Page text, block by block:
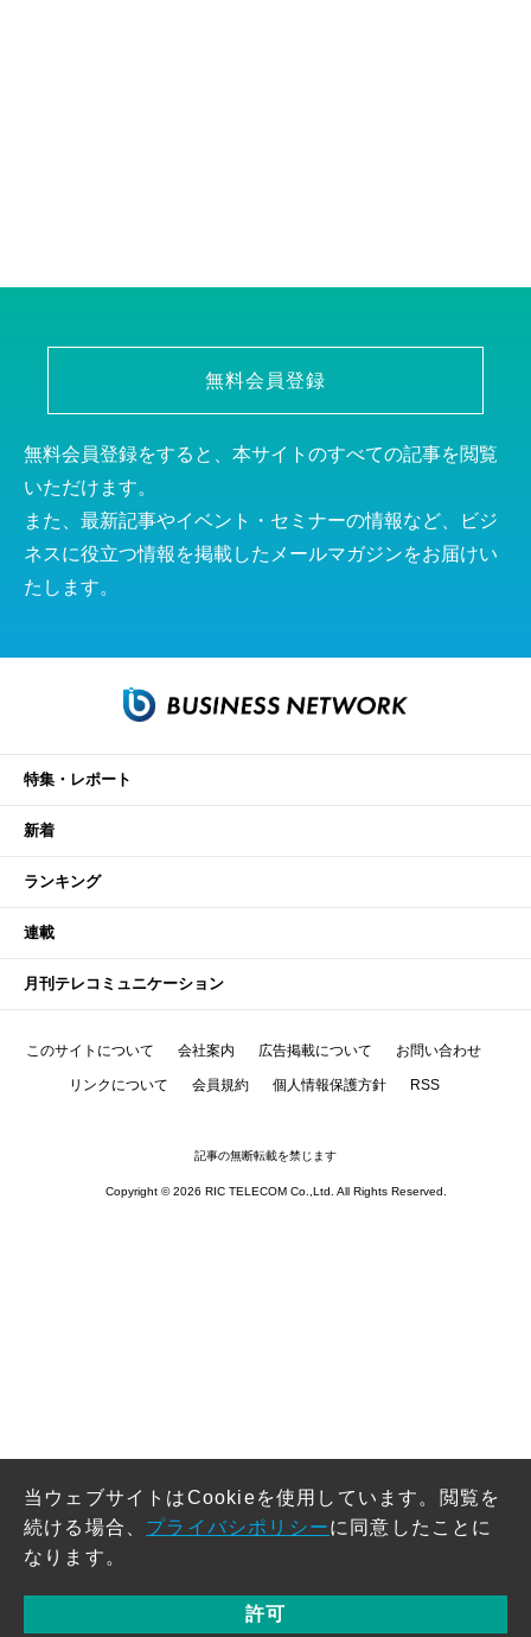
無料会員登録
無料会員登録をすると、本サイトのすべての記事を閲覧
いただけます。
また、最新記事やイベント・セミナーの情報など、ビジ
ネスに役立つ情報を掲載したメールマガジンをお届けい
たします。
特集・レポート
新着
ランキング
連載
月刊テレコミュニケーション
このサイトについて 会社案内 広告掲載について お問い合わせ
リンクについて 会員規約 個人情報保護方針 RSS
記事の無断転載を禁じます
Copyright © 2026 RIC TELECOM Co.,Ltd. All Rights Reserved.
当ウェブサイトはCookieを使用しています。閲覧を
続ける場合、 プライバシポリシーに同意したことに
なります。
許可